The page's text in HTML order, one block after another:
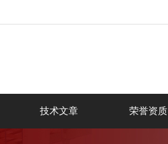
技术文章 荣誉资质